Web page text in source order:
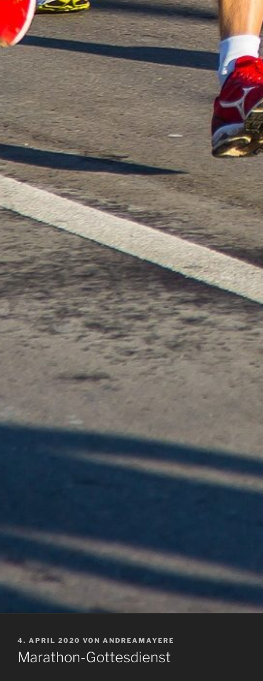
VERÖFFENTLICHT
AM
4. APRIL 2020 VON ANDREAMAYERE
Marathon-Gottesdienst